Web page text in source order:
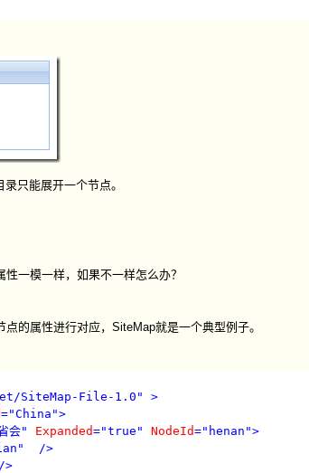
只能展开一个节点。
一模一样，如果不一样怎么办？
的属性进行对应，SiteMap就是一个典型例子。
SiteMap-File-1.0"
>
="China">
会" Expanded="true" NodeId="henan">
/>
/>